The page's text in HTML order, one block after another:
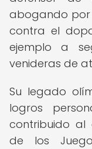
abogando por
contra el
ejemplo a
venideras de
Su legado
logros
contribuido al
de los